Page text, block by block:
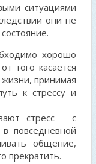
ситуациями
они не
хорошо
того касается
принимая
к стрессу и
стресс – с
повседневной
общение,
прекратить.